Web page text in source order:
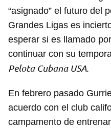
“asignado” el futuro del
Grandes Ligas es
esperar si es llamado
continuar con su
Pelota Cubana USA.
En febrero pasado
acuerdo con el club
campamento de